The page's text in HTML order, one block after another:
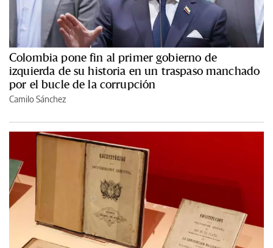
Colombia pone fin al primer gobierno de
izquierda de su historia en un traspaso manchado
por el bucle de la corrupción
Camilo Sánchez